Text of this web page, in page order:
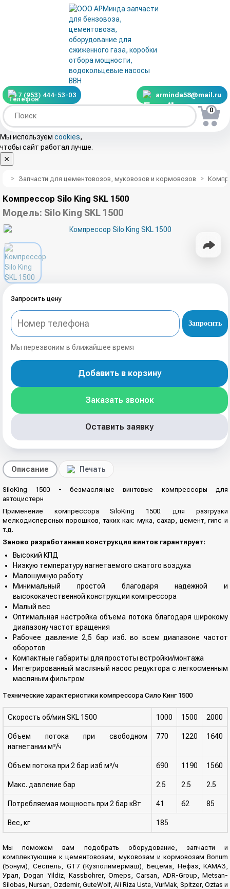
+7 (953) 444-53-03 arminda58@mail.ru
0
Мы используем cookies,
чтобы сайт работал лучше.
Запчасти для цементовозов, муковозов и кормовозов
Компрессор Silo King SKL 1500
Модель: Silo King SKL 1500
Запросить цену
Запросить
Мы перезвоним в ближайшее время
Добавить в корзину
Заказать звонок
Оставить заявку
Описание Печать
SiloKing 1500 - безмасляные винтовые компрессоры для
автоцистерн
Применение компрессора SiloKing 1500: для разгрузки
мелкодисперсных порошков, таких как: мука, сахар, цемент, гипс и
т.д.
Заново разработанная конструкция винтов гарантирует:
Высокий КПД
Низкую температуру нагнетаемого сжатого воздуха
Малошумную работу
Минимальный простой благодаря надежной и
высококачественной конструкции компрессора
Малый вес
Оптимальная настройка объема потока благодаря широкому
диапазону частот вращения
Рабочее давление 2,5 бар изб. во всем диапазоне частот
оборотов
Компактные габариты для простоты встройки/монтажа
Интегрированный масляный насос редуктора с легкосменным
масляным фильтром
Технические характеристики компрессора Сило Кинг 1500
Скорость об/мин SKL 1500 1000 1500 2000
Объем потока при свободном
нагнетании м³/ч
770 1220 1640
Объем потока при 2 бар изб м³/ч 690 1190 1560
Макс. давление бар 2.5 2.5 2.5
Потребляемая мощность при 2 бар кВт 41 62 85
Вес, кг 185
Мы поможем вам подобрать оборудование, запчасти и
комплектующие к цементовозам, муковозам и кормовозам Bonum
(Бонум), Сеспель, GT7 (Кузполимермаш), Бецема, Нефаз, КАМАЗ,
Урал, Dogan Yildiz, Kassbohrer, Omeps, Carsan, ADR-Group, Metsan-
Silobas, Nursan, Ozdemir, GuteWolf, Ali Riza Usta, VurMak, Spitzer, Oztas и